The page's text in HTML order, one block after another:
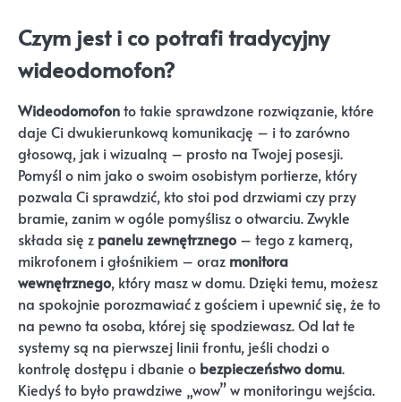
Czym jest i co potrafi tradycyjny
wideodomofon?
Wideodomofonto takie sprawdzone rozwiązanie, które
daje Ci dwukierunkową komunikację – i to zarówno
głosową, jak i wizualną – prosto na Twojej posesji.
Pomyśl o nim jako o swoim osobistym portierze, który
pozwala Ci sprawdzić, kto stoi pod drzwiami czy przy
bramie, zanim w ogóle pomyślisz o otwarciu. Zwykle
składa się z panelu zewnętrznego – tego z kamerą,
mikrofonem i głośnikiem – oraz monitora
wewnętrznego, który masz w domu. Dzięki temu, możesz
na spokojnie porozmawiać z gościem i upewnić się, że to
na pewno ta osoba, której się spodziewasz. Od lat te
systemy są na pierwszej linii frontu, jeśli chodzi o
kontrolę dostępu i dbanie o bezpieczeństwo domu.
Kiedyś to było prawdziwe „wow” w monitoringu wejścia.